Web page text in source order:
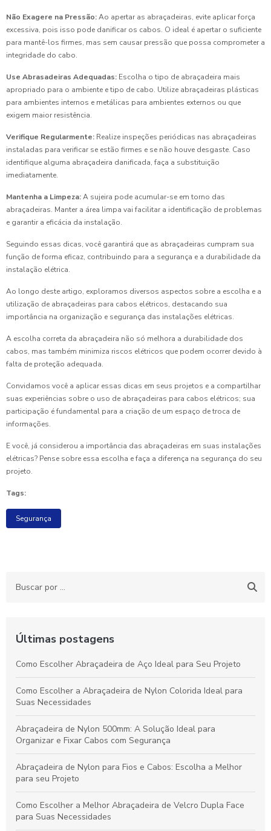
Não Exagere na Pressão:Ao apertar as abraçadeiras, evite aplicar força
excessiva, pois isso pode danificar os cabos. O ideal é apertar o suficiente
para mantê-los firmes, mas sem causar pressão que possa comprometer a
integridade do cabo.
Use Abrasadeiras Adequadas: Escolha o tipo de abraçadeira mais
apropriado para o ambiente e tipo de cabo. Utilize abraçadeiras plásticas
para ambientes internos e metálicas para ambientes externos ou que
exigem maior resistência.
Verifique Regularmente: Realize inspeções periódicas nas abraçadeiras
instaladas para verificar se estão firmes e se não houve desgaste. Caso
identifique alguma abraçadeira danificada, faça a substituição
imediatamente.
Mantenha a Limpeza:A sujeira pode acumular-se em torno das
abraçadeiras. Manter a área limpa vai facilitar a identificação de problemas
e garantir a eficácia da instalação.
Seguindo essas dicas, você garantirá que as abraçadeiras cumpram sua
função de forma eficaz, contribuindo para a segurança e a durabilidade da
instalação elétrica.
Ao longo deste artigo, exploramos diversos aspectos sobre a escolha e a
utilização de abraçadeiras para cabos elétricos, destacando sua
importância na organização e segurança das instalações elétricas.
A escolha correta da abraçadeira não só melhora a durabilidade dos
cabos, mas também minimiza riscos elétricos que podem ocorrer devido à
falta de proteção adequada.
Convidamos você a aplicar essas dicas em seus projetos e a compartilhar
suas experiências sobre o uso de abraçadeiras para cabos elétricos; sua
participação é fundamental para a criação de um espaço de troca de
informações.
E você, já considerou a importância das abraçadeiras em suas instalações
elétricas? Pense sobre essa escolha e faça a diferença na segurança do seu
projeto.
Tags:
Segurança
Últimas postagens
Como Escolher Abraçadeira de Aço Ideal para Seu Projeto
Como Escolher a Abraçadeira de Nylon Colorida Ideal para
Suas Necessidades
Abraçadeira de Nylon 500mm: A Solução Ideal para
Organizar e Fixar Cabos com Segurança
Abraçadeira de Nylon para Fios e Cabos: Escolha a Melhor
para seu Projeto
Como Escolher a Melhor Abraçadeira de Velcro Dupla Face
para Suas Necessidades